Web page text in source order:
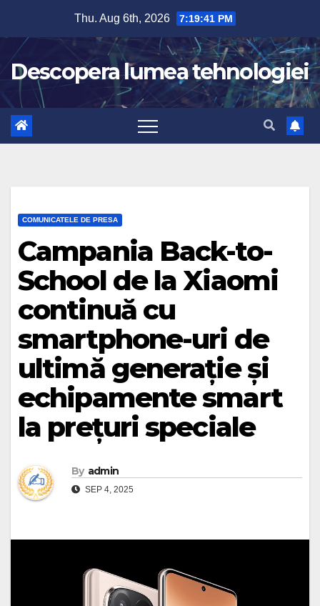
content
Thu. Aug 6th, 2026 7:19:42 PM
Descopera lumea tehnologiei
COMUNICATELE DE PRESA
Campania Back-to-
School de la Xiaomi
continuă cu
smartphone-uri de
ultimă generație și
echipamente smart
la prețuri speciale
By admin
SEP 4, 2025